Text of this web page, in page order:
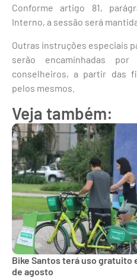
Conforme artigo 81,
Interno, a sessão será
Outras instruções especiais
serão encaminhadas
conselheiros, a partir das
pelos mesmos.
Veja também:
Bike Santos terá uso gratuito
de agosto